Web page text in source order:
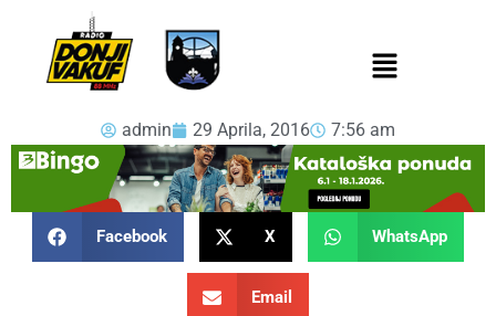
admin 29 Aprila, 2016 7:56 am
Facebook X WhatsApp
Email